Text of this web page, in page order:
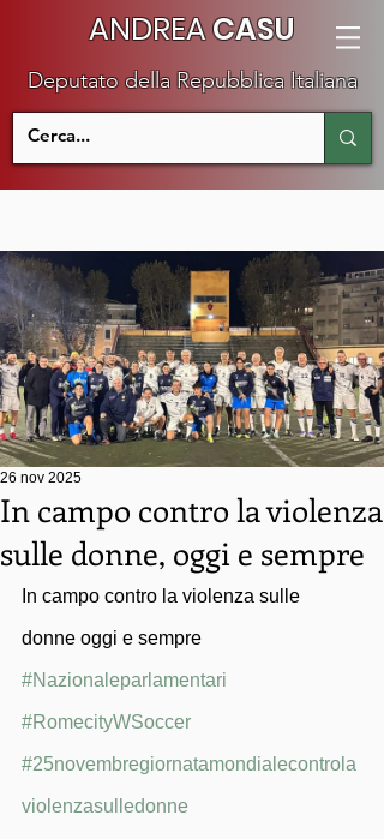
ANDREACASU
Deputato della Repubblica Italiana
In campo contro la violenza
sulle donne, oggi e sempre
26 nov 2025
In campo contro la violenza sulle
donne oggi e sempre
#Nazionaleparlamentari
#RomecityWSoccer
#25novembregiornatamondialecontrola
violenzasulledonne